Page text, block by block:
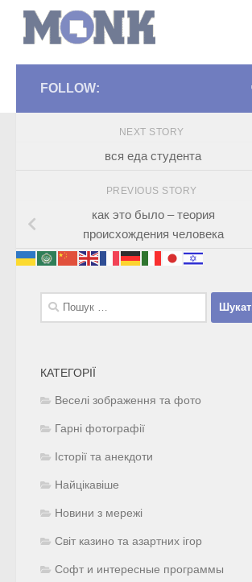
FOLLOW:
NEXT STORY
вся еда студента
PREVIOUS STORY
как это было – теория
происхождения человека
Пошук:
КАТЕГОРІЇ
Веселі зображення та фото
Гарні фотографії
Історії та анекдоти
Найцікавіше
Новини з мережі
Світ казино та азартних ігор
Софт и интересные программы